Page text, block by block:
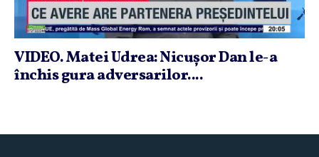
VIDEO. Matei Udrea: Nicuşor Dan le-a
închis gura adversarilor....